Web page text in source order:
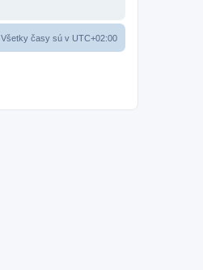
Všetky časy sú v UTC+02:00